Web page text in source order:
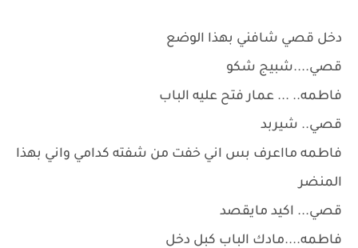
دخل قصي شافني بهذا الوضع
قصي....شبيج شكو
فاطمه.. ... عمار فتح عليه الباب
قصي.. شيربد
فاطمه مااعرف بس اني خفت من شفته كدامي واني بهذا
المنضر
قصي... اكيد مايقصد
فاطمه....مادك الباب كبل دخل